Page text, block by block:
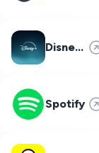
Disney Plus
Spotify